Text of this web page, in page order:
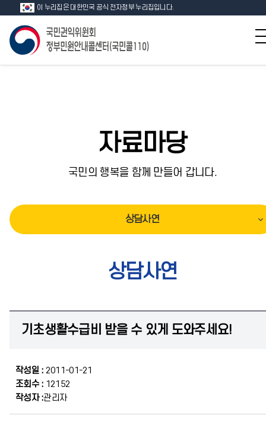
이 누리집은 대한민국 공식 전자정부 누리집입니다.
자료마당
국민의 행복을 함께 만들어 갑니다.
상담사연
상담사연
기초생활수급비 받을 수 있게 도와주세요!
작성일 : 2011-01-21
조회수 : 12152
작성자 :관리자